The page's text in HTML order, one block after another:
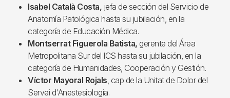
Isabel Català Costa, jefa de sección del Servicio de
Anatomía Patológica hasta su jubilación, en la
categoría de Educación Médica.
Montserrat Figuerola Batista, gerente del Área
Metropolitana Sur del ICS hasta su jubilación, en la
categoría de Humanidades, Cooperación y Gestión.
Víctor Mayoral Rojals, cap de la Unitat de Dolor del
Servei d'Anestesiologia.